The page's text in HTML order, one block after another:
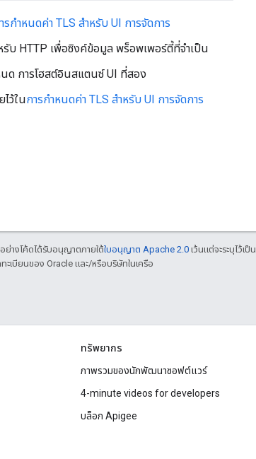
รกำหนดค่า TLS สำหรับ UI การจัดการ
บ HTTP เพื่อซิงค์ข้อมูล พร็อพเพอร์ตี้ที่จำเป็น
ด การโฮสต์อินสแตนซ์ UI ที่สอง
ว้ในการกำหนดค่า TLS สำหรับ UI การจัดการ
ย่างโค้ดได้รับอนุญาตภายใต้ใบอนุญาต Apache 2.0 เว้นแต่จะระบุไว้เป็น
ะเบียนของ Oracle และ/หรือบริษัทในเครือ
ทรัพยากร
ภาพรวมของนักพัฒนาซอฟต์แวร์
4-minute videos for developers
บล็อก Apigee